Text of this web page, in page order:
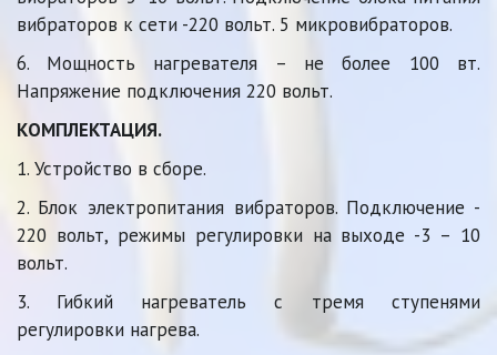
вибраторов к сети -220 вольт. 5 микровибраторов.
6. Мощность нагревателя – не более 100 вт.
Напряжение подключения 220 вольт.
КОМПЛЕКТАЦИЯ.
1. Устройство в сборе.
2. Блок электропитания вибраторов. Подключение -
220 вольт, режимы регулировки на выходе -3 – 10
вольт.
3. Гибкий нагреватель с тремя ступенями
регулировки нагрева.